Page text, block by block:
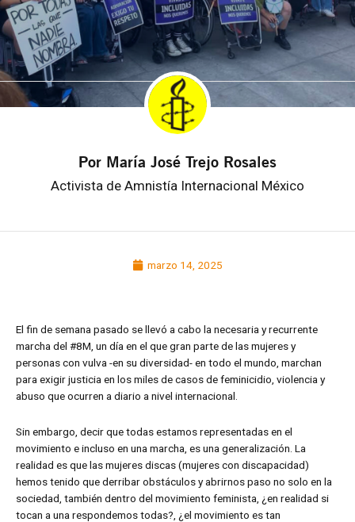
Por María José Trejo Rosales
Activista de Amnistía Internacional México
marzo 14, 2025
El fin de semana pasado se llevó a cabo la necesaria y recurrente
marcha del #8M, un día en el que gran parte de las mujeres y
personas con vulva -en su diversidad- en todo el mundo, marchan
para exigir justicia en los miles de casos de feminicidio, violencia y
abuso que ocurren a diario a nivel internacional.
Sin embargo, decir que todas estamos representadas en el
movimiento e incluso en una marcha, es una generalización. La
realidad es que las mujeres discas (mujeres con discapacidad)
hemos tenido que derribar obstáculos y abrirnos paso no solo en la
sociedad, también dentro del movimiento feminista, ¿en realidad si
tocan a una respondemos todas?, ¿el movimiento es tan